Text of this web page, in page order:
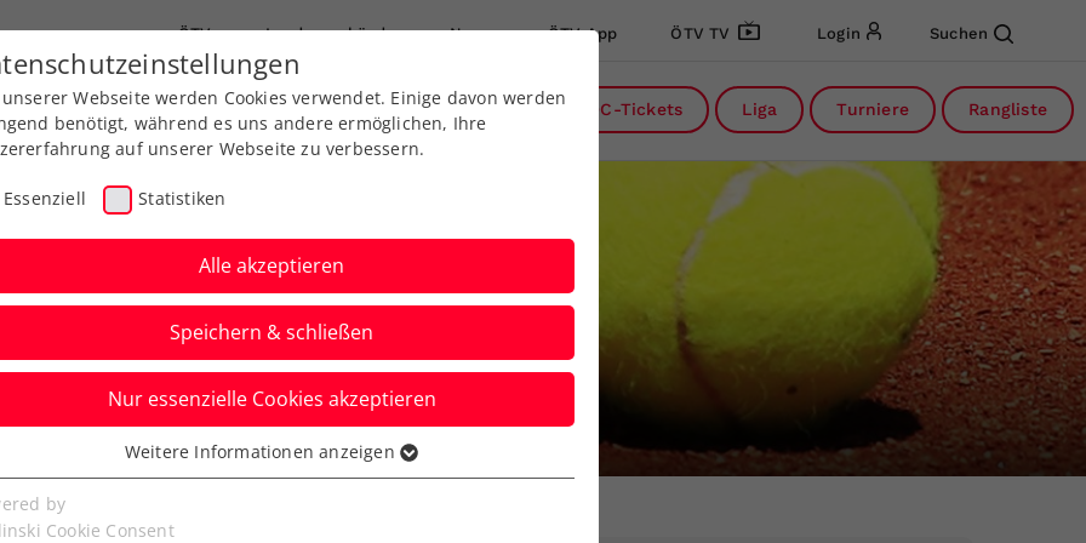
ÖTV Landesverbände News ÖTV App ÖTV TV Login Suchen
Ausbildung Services Über uns DC-Tickets Liga Turniere Rangliste
Aktuelle News
Webseite werden Cookies verwendet. Einige davon werden
benötigt, während es uns andere ermöglichen, Ihre
auf unserer Webseite zu verbessern.
Essenziell Statistiken
Alle akzeptieren
Speichern & schließen
Nur essenzielle Cookies akzeptieren
Cookies werden für grundlegende Funktionen der
benötigt. Dadurch ist gewährleistet, dass die Webseite
Weitere Informationen anzeigen
by
Cookie Consent